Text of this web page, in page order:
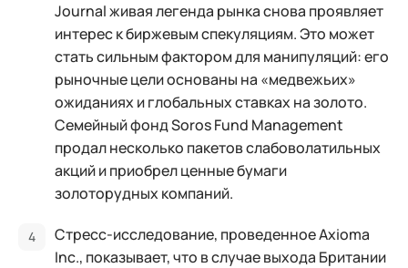
Journal живая легенда рынка снова проявляет
интерес к биржевым спекуляциям. Это может
стать сильным фактором для манипуляций: его
рыночные цели основаны на «медвежьих»
ожиданиях и глобальных ставках на золото.
Семейный фонд Soros Fund Management
продал несколько пакетов слабоволатильных
акций и приобрел ценные бумаги
золоторудных компаний.
Стресс-исследование, проведенное Axioma
Inc., показывает, что в случае выхода Британии